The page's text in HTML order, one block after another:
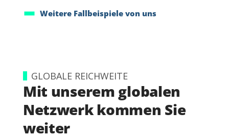
Weitere Fallbeispiele von uns
GLOBALE REICHWEITE
Mit unserem globalen
Netzwerk kommen Sie
weiter